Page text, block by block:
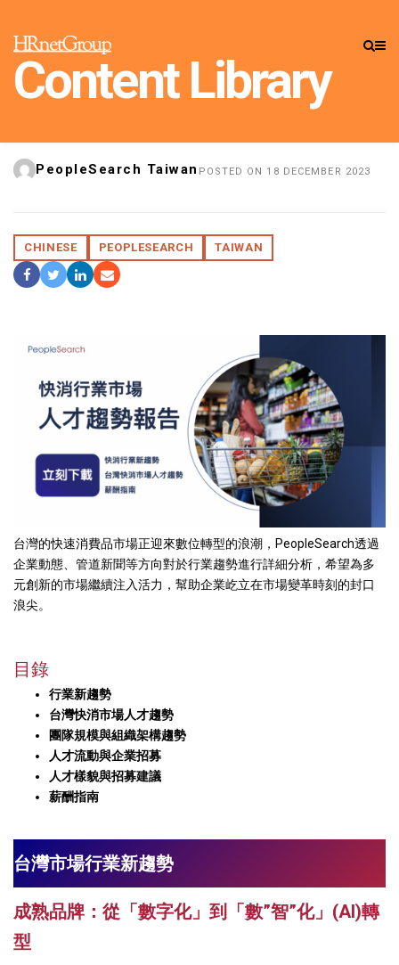
Content Library
CONTENT LIBRARY
報告下載 | 2023快消行業
PeopleSearch Taiwan POSTED ON 18 DECEMBER 2023
CHINESE PEOPLESEARCH TAIWAN
Share On Facebook
Tweet ItShare On LinkedIn
Share by Email
台灣的快速消費品市場正迎來數位轉型的浪潮，PeopleSearch透過
企業動態、管道新聞等方向對於行業趨勢進行詳細分析，希望為多
元創新的市場繼續注入活力，幫助企業屹立在市場變革時刻的封口
浪尖。
目錄
行業新趨勢
台灣快消市場人才趨勢
團隊規模與組織架構趨勢
人才流動與企業招募
人才樣貌與招募建議
薪酬指南
台灣市場行業新趨勢
成熟品牌：從「數字化」到「數”智”化」 (AI)轉
型